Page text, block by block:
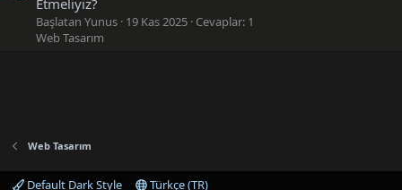
Etmeliyiz?
Başlatan Yunus 19 Kas 2025 Cevaplar: 1
Web Tasarım
Web Tasarım
Default Dark Style Türkçe (TR)